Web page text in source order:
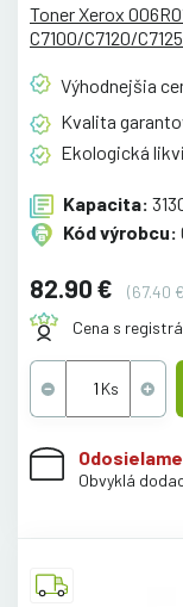
Toner Xerox
C7100/C7120/
Výhodnejšia
Kvalita
Ekologická
Kapacita:
Kód výrobcu:
82.90 €
(67.40
Cena s
Obvyklá